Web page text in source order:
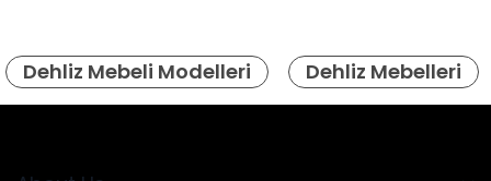
Dehliz Mebeli Modelleri Dehliz Mebelleri